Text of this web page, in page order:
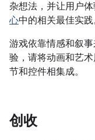
杂想法，并让用户
心中的相关最佳实践
游戏依靠情感和叙
验，请将动画和艺
节和控件相集成。
创收